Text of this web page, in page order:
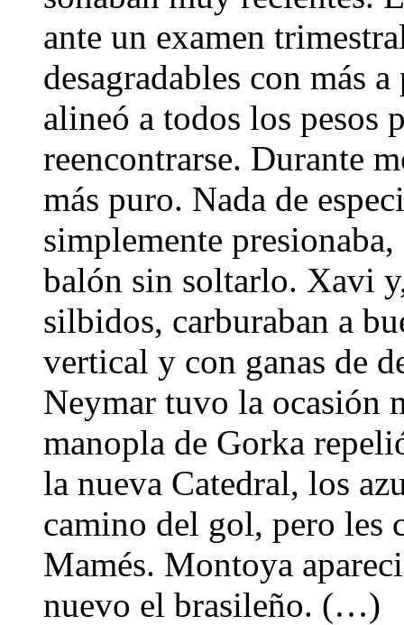
ante un examen
desagradables con más
alineó a todos los pesos
reencontrarse. Durante
más puro. Nada de
simplemente
balón sin soltarlo. Xavi
silbidos, carburaban a
vertical y con ganas de
Neymar tuvo la ocasión
manopla de Gorka
la nueva Catedral, los
camino del gol, pero les
Mamés. Montoya
nuevo el brasileño. (…)